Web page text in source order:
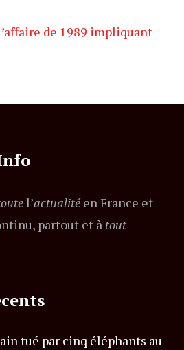
de 1989 impliquant
l’actualitéen France et
partout et à tout
tué par cinq éléphants au